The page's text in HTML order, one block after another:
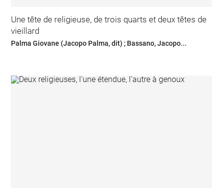
Une tête de religieuse, de trois quarts et deux têtes de
vieillard
Palma Giovane (Jacopo Palma, dit) ; Bassano, Jacopo...